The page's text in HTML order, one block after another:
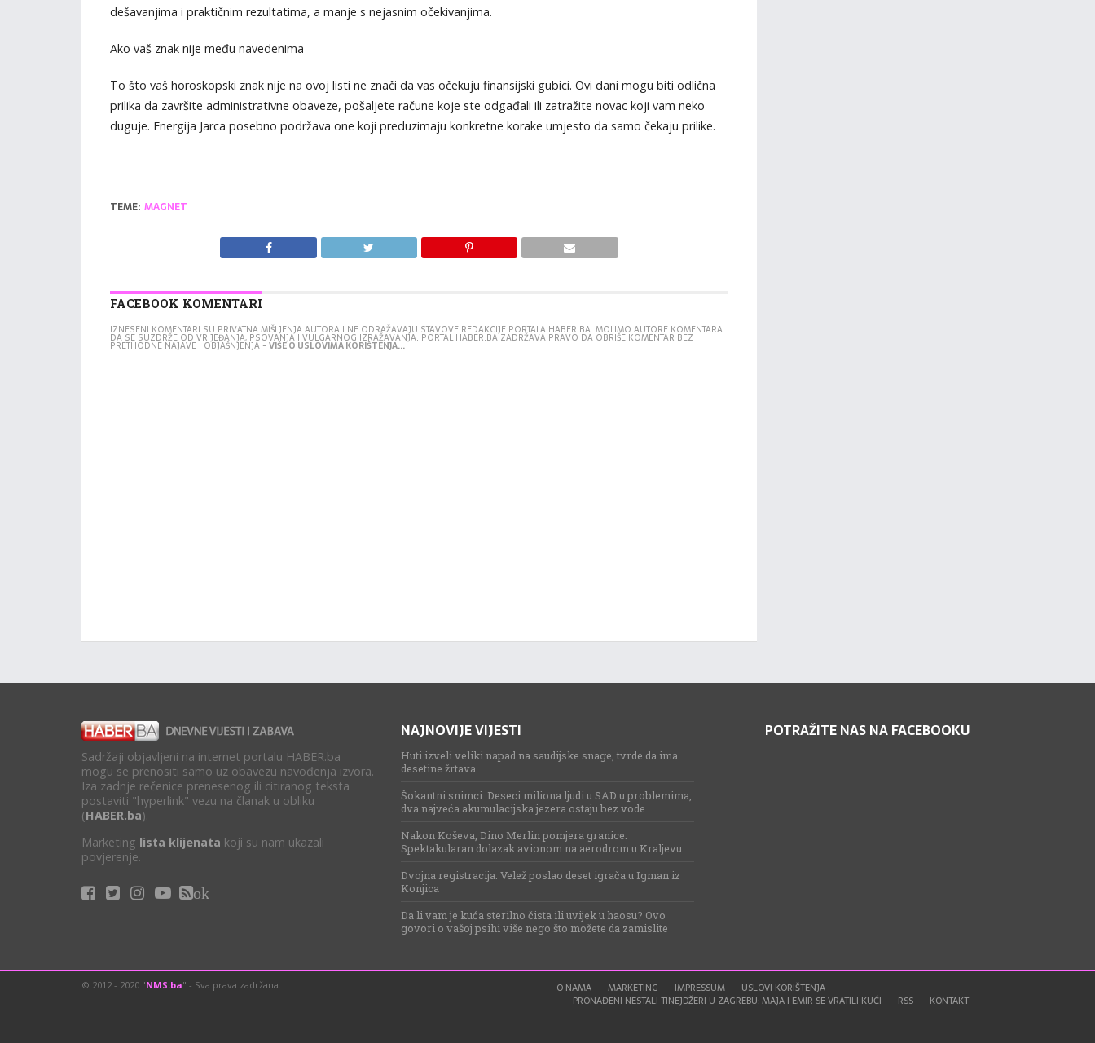
dešavanjima i praktičnim rezultatima, a manje s nejasnim očekivanjima.
Ako vaš znak nije među navedenima
To što vaš horoskopski znak nije na ovoj listi ne znači da vas očekuju finansijski gubici. Ovi dani mogu biti odlična
prilika da završite administrativne obaveze, pošaljete račune koje ste odgađali ili zatražite novac koji vam neko
duguje. Energija Jarca posebno podržava one koji preduzimaju konkretne korake umjesto da samo čekaju prilike.
TEME: MAGNET
FACEBOOK KOMENTARI
IZNESENI KOMENTARI SU PRIVATNA MIŠLJENJA AUTORA I NE ODRAŽAVAJU STAVOVE REDAKCIJE PORTALA HABER.BA. MOLIMO AUTORE KOMENTARA
DA SE SUZDRŽE OD VRIJEĐANJA, PSOVANJA I VULGARNOG IZRAŽAVANJA. PORTAL HABER.BA ZADRŽAVA PRAVO DA OBRIŠE KOMENTAR BEZ
PRETHODNE NAJAVE I OBJAŠNJENJA -VIŠE O USLOVIMA KORIŠTENJA...
Sadržaji objavljeni na internet portalu HABER.ba
mogu se prenositi samo uz obavezu navođenja izvora.
Iza zadnje rečenice prenesenog ili citiranog teksta
postaviti "hyperlink" vezu na članak u obliku
(HABER.ba).
Marketing lista klijenata koji su nam ukazali
povjerenje.
ok
NAJNOVIJE VIJESTI
Huti izveli veliki napad na saudijske snage, tvrde da ima
desetine žrtava
Šokantni snimci: Deseci miliona ljudi u SAD u problemima,
dva najveća akumulacijska jezera ostaju bez vode
Nakon Koševa, Dino Merlin pomjera granice:
Spektakularan dolazak avionom na aerodrom u Kraljevu
Dvojna registracija: Velež poslao deset igrača u Igman iz
Konjica
Da li vam je kuća sterilno čista ili uvijek u haosu? Ovo
govori o vašoj psihi više nego što možete da zamislite
POTRAŽITE NAS NA FACEBOOKU
O NAMA MARKETING IMPRESSUM
USLOVI KORIŠTENJA
PRONAĐENI NESTALI TINEJDŽERI U ZAGREBU: MAJA I EMIR SE VRATILI KUĆI
RSS KONTAKT
© 2012 - 2020 "NMS.ba" - Sva prava zadržana.